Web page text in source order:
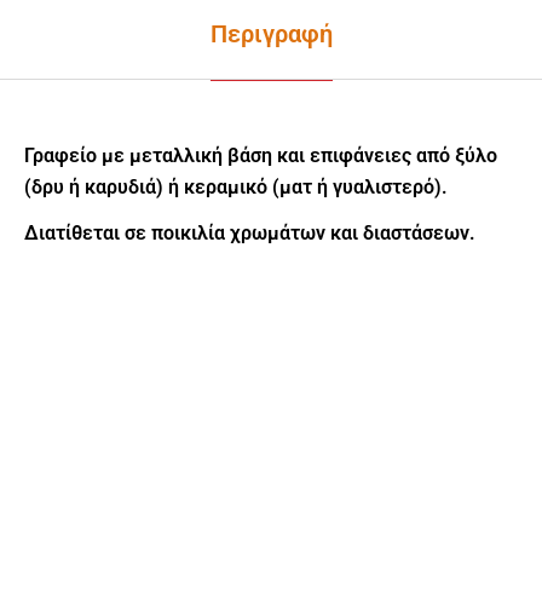
Περιγραφή
Γραφείο με μεταλλική βάση και επιφάνειες από ξύλο
(δρυ ή καρυδιά) ή κεραμικό (ματ ή γυαλιστερό).
Διατίθεται σε ποικιλία χρωμάτων και διαστάσεων.